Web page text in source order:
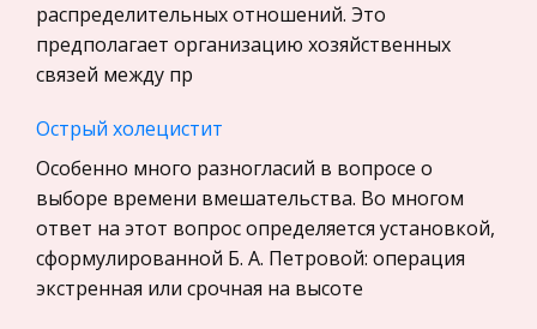
Материаловедение
Авиация
Бухгалтерский учет
История
Уголовное право
Экскурсии и туризм
Маркетинг, товароведение, реклама
распределительных отношений. Это
предполагает организацию хозяйственных
связей между пр
Острый холецистит
Особенно много разногласий в вопросе о
выборе времени вмешательства. Во многом
ответ на этот вопрос определяется установкой,
сформулированной Б. А. Петровой: операция
экстренная или срочная на высоте